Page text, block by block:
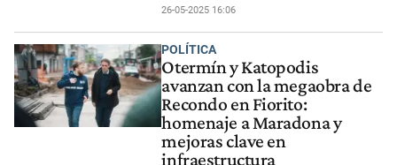
26-05-2025 16:06
POLÍTICA
Otermín y Katopodis
avanzan con la megaobra de
Recondo en Fiorito:
homenaje a Maradona y
mejoras clave en
infraestructura